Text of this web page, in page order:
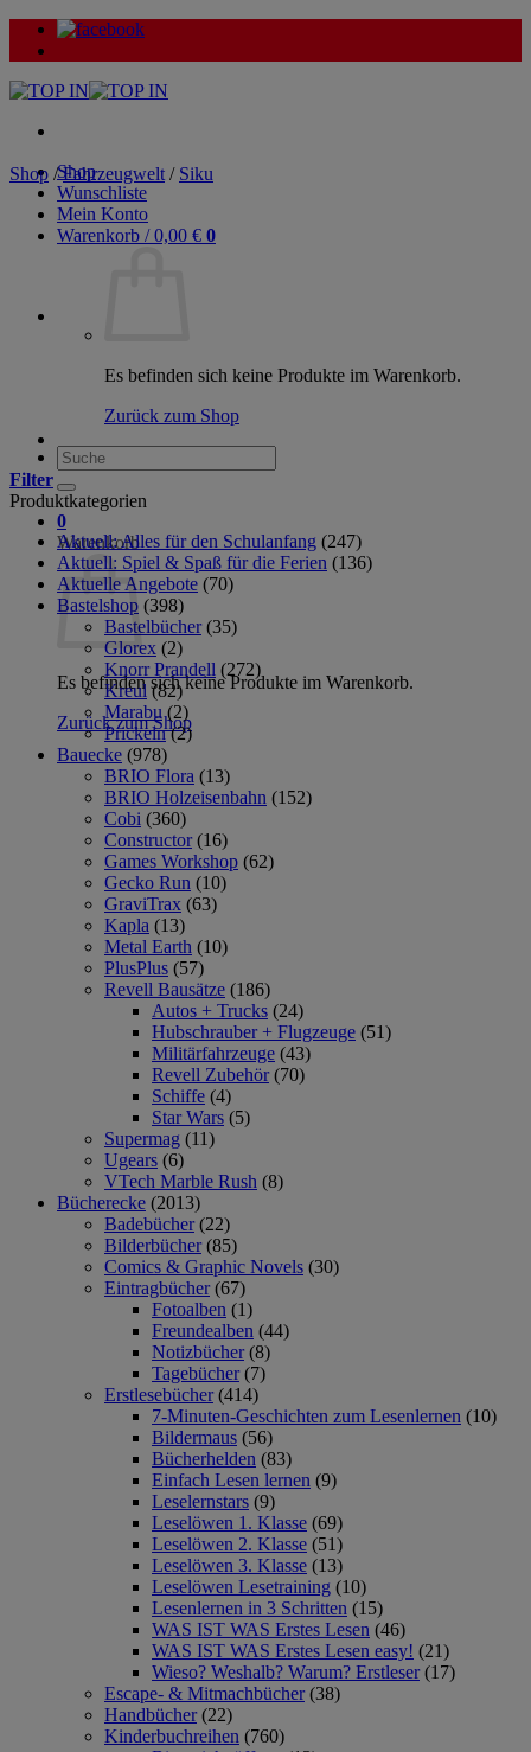
Zum
Inhalt
Shop
Wunschliste
Mein Konto
Warenkorb /0,00 € 0
Es befinden sich keine Produkte im Warenkorb.
Zurück zum Shop
Suche
nach:
0
Warenkorb
Es befinden sich keine Produkte im Warenkorb.
Zurück zum Shop
Shop / Fahrzeugwelt / Siku
Filter
Produktkategorien
Aktuell: Alles für den Schulanfang (247)
Aktuell: Spiel & Spaß für die Ferien (136)
Aktuelle Angebote (70)
Bastelshop (398)
Bastelbücher (35)
Glorex (2)
Knorr Prandell (272)
Kreul (82)
Marabu (2)
Prickeln (2)
Bauecke (978)
BRIO Flora (13)
BRIO Holzeisenbahn (152)
Cobi (360)
Constructor (16)
Games Workshop (62)
Gecko Run (10)
GraviTrax (63)
Kapla (13)
Metal Earth (10)
PlusPlus (57)
Revell Bausätze (186)
Autos + Trucks (24)
Hubschrauber + Flugzeuge (51)
Militärfahrzeuge (43)
Revell Zubehör (70)
Schiffe (4)
Star Wars (5)
Supermag (11)
Ugears (6)
VTech Marble Rush (8)
Bücherecke (2013)
Badebücher (22)
Bilderbücher (85)
Comics & Graphic Novels (30)
Eintragbücher (67)
Fotoalben (1)
Freundealben (44)
Notizbücher (8)
Tagebücher (7)
Erstlesebücher (414)
7-Minuten-Geschichten zum Lesenlernen (10)
Bildermaus (56)
Bücherhelden (83)
Einfach Lesen lernen (9)
Leselernstars (9)
Leselöwen 1. Klasse (69)
Leselöwen 2. Klasse (51)
Leselöwen 3. Klasse (13)
Leselöwen Lesetraining (10)
Lesenlernen in 3 Schritten (15)
WAS IST WAS Erstes Lesen (46)
WAS IST WAS Erstes Lesen easy! (21)
Wieso? Weshalb? Warum? Erstleser (17)
Escape- & Mitmachbücher (38)
Handbücher (22)
Kinderbuchreihen (760)